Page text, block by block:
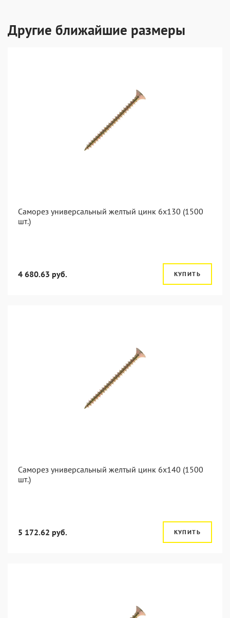
Другие ближайшие размеры
Саморез универсальный желтый цинк 6x130 (1500
шт.)
4 680.63 руб. КУПИТЬ
Саморез универсальный желтый цинк 6x140 (1500
шт.)
5 172.62 руб. КУПИТЬ